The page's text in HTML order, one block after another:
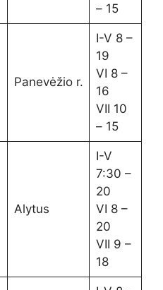
– 15
Panevėžio r.
I-V 8 –
19
VI 8 –
16
VII 10
– 15
Alytus
I-V
7:30 –
20
VI 8 –
20
VII 9 –
18